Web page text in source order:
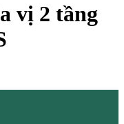
vị 2 tầng